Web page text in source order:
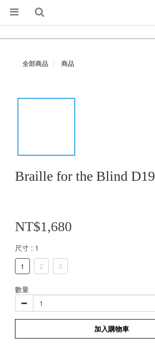
全部商品 商品
Braille for the Blind D19
NT$1,680
尺寸 : 1
1
2 3
數量
加入購物車